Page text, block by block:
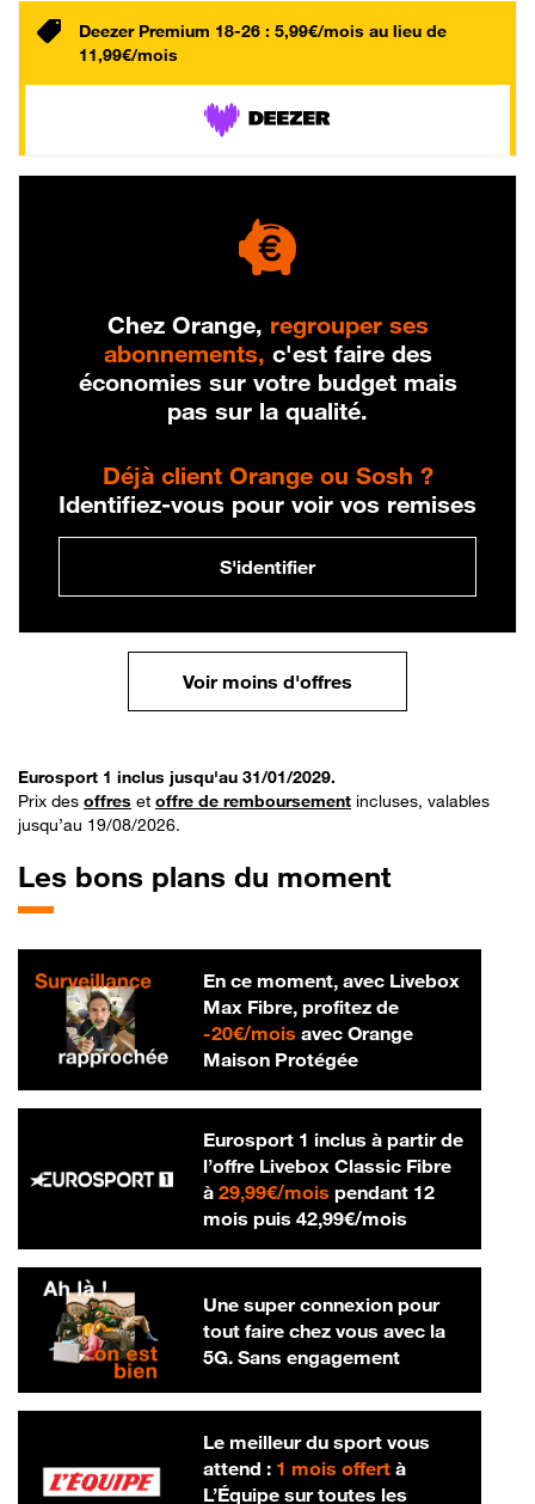
Deezer Premium 18-26 : 5,99€/mois au lieu de
11,99€/mois
Chez Orange, regrouper ses
abonnements, c'est faire des
économies sur votre budget mais
pas sur la qualité.
Déjà client Orange ou Sosh ?
Identifiez-vous pour voir vos remises
S'identifier
Voir moins d'offres
Eurosport 1 inclus jusqu'au 31/01/2029.
Prix des offres et offre de remboursement incluses, valables
jusqu’au 19/08/2026.
Les bons plans du moment
En ce moment, avec Livebox
Max Fibre, profitez de
-20€/mois20 € par mois
avec Orange
Maison Protégée
Eurosport 1 inclus à partir de
l’offre Livebox Classic Fibre
à 29,99€/mois29,99 € par mois
pendant 12
mois puis 42,99€/mois42,99 € par
Une super connexion pour
tout faire chez vous avec la
5G. Sans engagement
Le meilleur du sport vous
attend : 1 mois offertà
L’Équipe sur toutes les